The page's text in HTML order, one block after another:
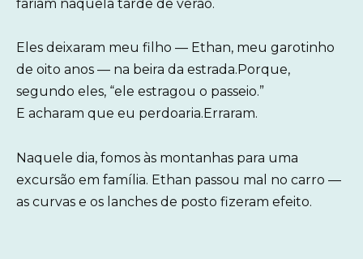
fariam naquela tarde de verão.
Eles deixaram meu filho — Ethan, meu garotinho
de oito anos — na beira da estrada.Porque,
segundo eles, “ele estragou o passeio.”
E acharam que eu perdoaria.Erraram.
Naquele dia, fomos às montanhas para uma
excursão em família. Ethan passou mal no carro —
as curvas e os lanches de posto fizeram efeito.